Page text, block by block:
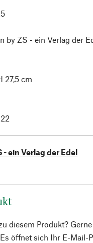
by ZS - ein Verlag der
27,5 cm
- ein Verlag der Edel
diesem Produkt?
öffnet sich Ihr E-Mail-